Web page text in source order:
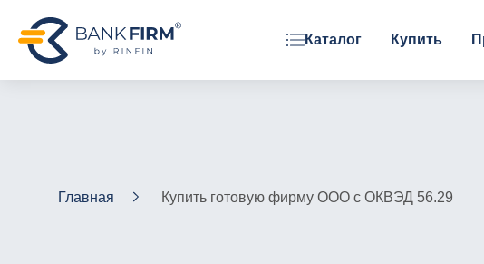
Каталог Купить
ЗАО
С
Главная Купить готовую фирму ООО с ОКВЭД 56.29